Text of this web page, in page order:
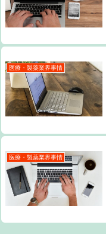
医療・製薬業界事情
医療・製薬業界事情